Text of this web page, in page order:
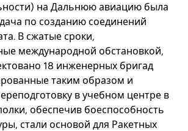
на Дальнюю авиацию была
по созданию соединений
В сжатые сроки,
международной обстановкой,
18 инженерных бригад
таким образом и
в учебном центре в
обеспечив боеспособность
стали основой для Ракетных